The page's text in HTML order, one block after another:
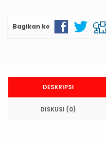
Bagikan ke
DESKRIPSI
DISKUSI (0)